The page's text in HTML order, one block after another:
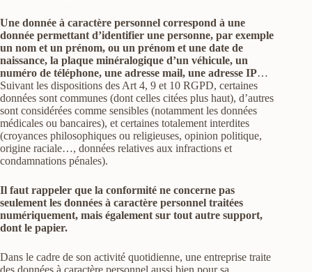
Une donnée à caractère personnel correspond à une
donnée permettant d’identifier une personne, par exemple
un nom et un prénom, ou un prénom et une date de
naissance, la plaque minéralogique d’un véhicule, un
numéro de téléphone, une adresse mail, une adresse IP…
Suivant les dispositions des Art 4, 9 et 10 RGPD, certaines
données sont communes (dont celles citées plus haut), d’autres
sont considérées comme sensibles (notamment les données
médicales ou bancaires), et certaines totalement interdites
(croyances philosophiques ou religieuses, opinion politique,
origine raciale…, données relatives aux infractions et
condamnations pénales).
Il faut rappeler que la conformité ne concerne pas
seulement les données à caractère personnel traitées
numériquement, mais également sur tout autre support,
dont le papier.
Dans le cadre de son activité quotidienne, une entreprise traite
des données à caractère personnel aussi bien pour sa